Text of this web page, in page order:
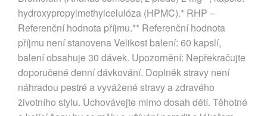
hydroxypropylmethylcelulóza (HPMC).* RHP –
Referenční hodnota příjmu.** Referenční hodnota
příjmu není stanovena Velikost balení: 60 kapslí,
balení obsahuje 30 dávek. Upozornění: Nepřekračujte
doporučené denní dávkování. Doplněk stravy není
náhradou pestré a vyvážené stravy a zdravého
životního stylu. Uchovávejte mimo dosah dětí. Těhotné